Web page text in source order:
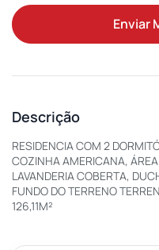
Enviar
Descrição
RESIDENCIA COM 2
COZINHA AMERICANA,
LAVANDERIA COBERTA,
FUNDO DO TERRENO
126,11M²